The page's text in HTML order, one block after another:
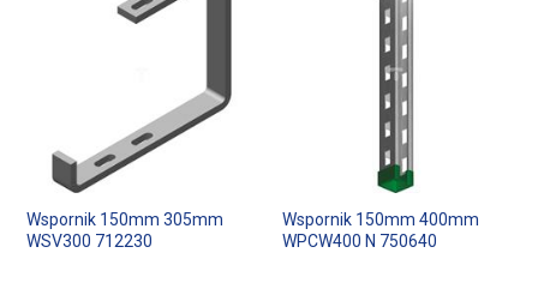
Wspornik 150mm 305mm
WSV300 712230
Wspornik 150mm 400mm
WPCW400 N 750640